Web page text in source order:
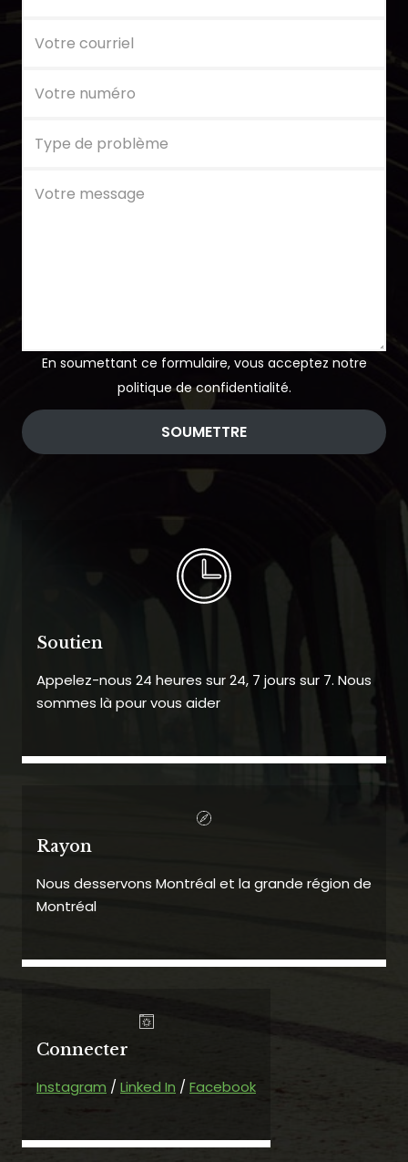
En soumettant ce formulaire, vous acceptez notre
politique de confidentialité.
SOUMETTRE
Soutien
Appelez-nous 24 heures sur 24, 7 jours sur 7. Nous
sommes là pour vous aider
Rayon
Nous desservons Montréal et la grande région de
Montréal
Connecter
Instagram / Linked In / Facebook